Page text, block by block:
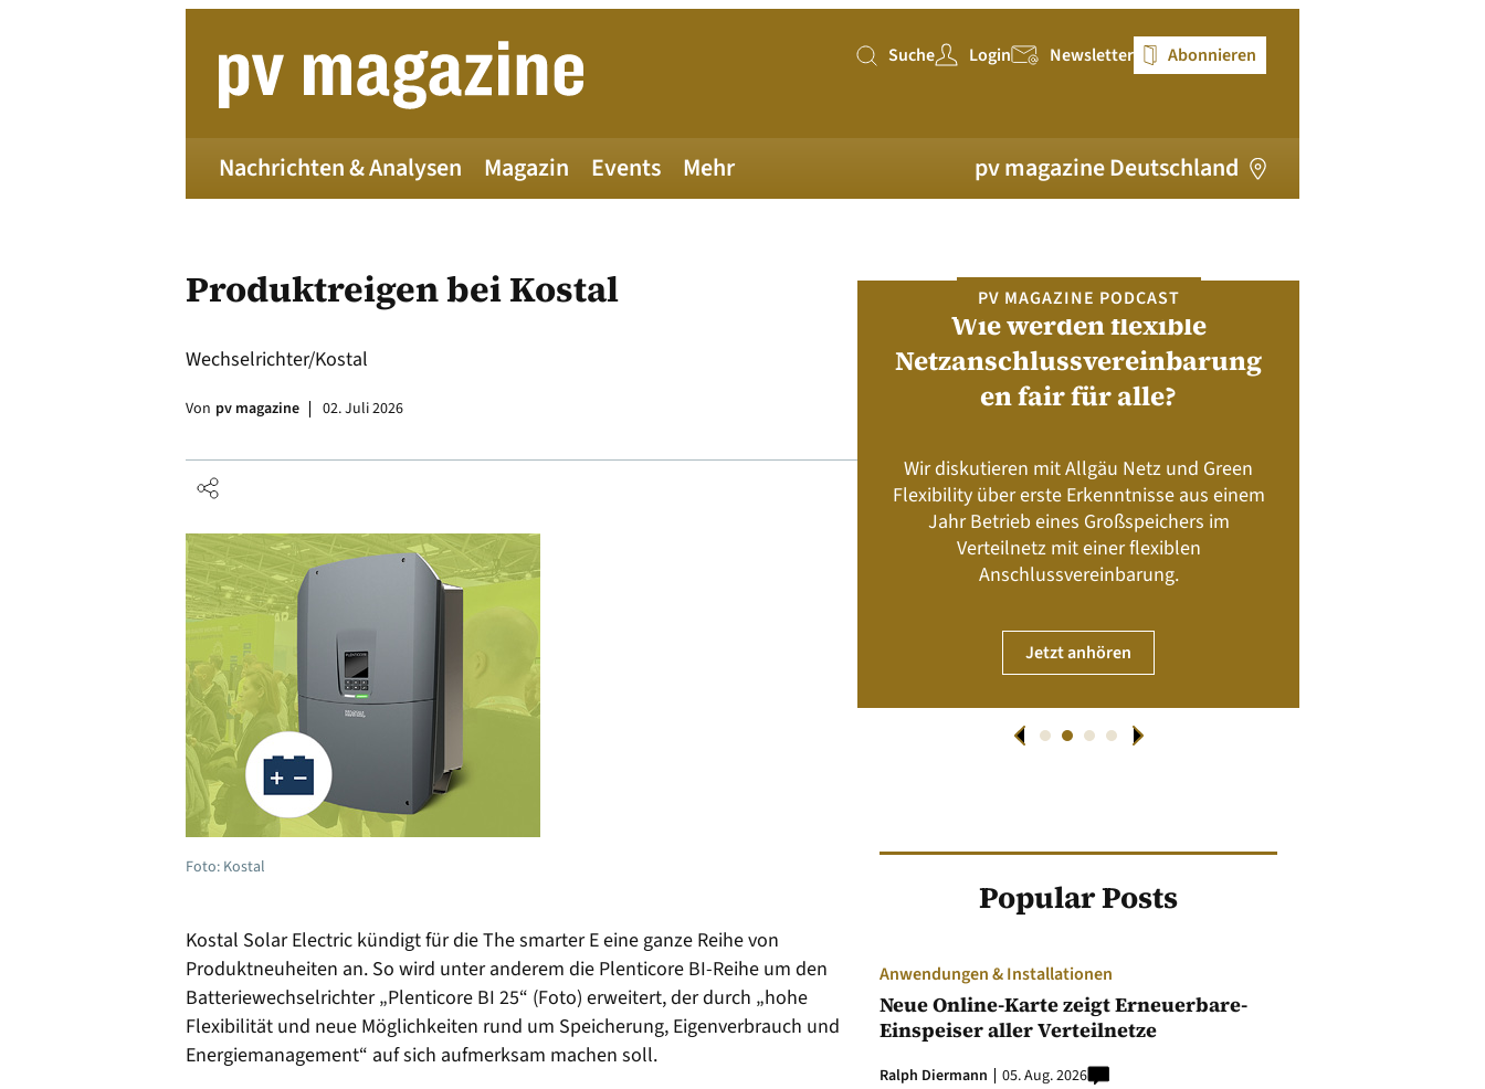
Suche
Suche Login Newsletter Abonnieren
Nachrichten & Analysen Magazin Events Mehr pv magazine Deutschland
Produktreigen bei Kostal
Wechselrichter/Kostal
Von pv magazine 02. Juli 2026
Foto: Kostal
Kostal Solar Electric kündigt für die The smarter E eine ganze Reihe von
Produktneuheiten an. So wird unter anderem die Plenticore BI-Reihe um den
Batteriewechselrichter „Plenticore BI 25“ (Foto) erweitert, der durch „hohe
Flexibilität und neue Möglichkeiten rund um Speicherung, Eigenverbrauch und
Energiemanagement“ auf sich aufmerksam machen soll.
PV MAGAZINE DEUTSCHLAND PV MAGAZINE PODCAST
Wie werden flexible
Netzanschlussvereinbarung
en fair für alle?
Wir diskutieren mit Allgäu Netz und Green
Flexibility über erste Erkenntnisse aus einem
Jahr Betrieb eines Großspeichers im
Verteilnetz mit einer flexiblen
Anschlussvereinbarung.
Jetzt anhören
Popular Posts
Anwendungen & Installationen
Neue Online-Karte zeigt Erneuerbare-
Einspeiser aller Verteilnetze
Ralph Diermann 05. Aug. 2026